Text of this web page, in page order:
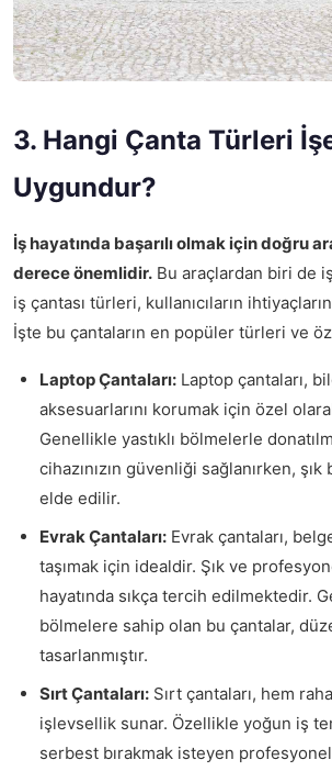
3. Hangi Çanta Türleri
Uygundur?
İş hayatında başarılı olmak için doğru
derece önemlidir. Bu araçlardan biri de iş
iş çantası türleri, kullanıcıların
İşte bu çantaların en popüler türleri ve
Laptop Çantaları: Laptop çantaları,
aksesuarlarını korumak için özel
Genellikle yastıklı bölmelerle
cihazınızın güvenliği sağlanırken,
elde edilir.
Evrak Çantaları: Evrak çantaları,
taşımak için idealdir. Şık ve
hayatında sıkça tercih edilmektedir.
bölmelere sahip olan bu çantalar,
tasarlanmıştır.
Sırt Çantaları: Sırt çantaları, hem
işlevsellik sunar. Özellikle yoğun iş
serbest bırakmak isteyen